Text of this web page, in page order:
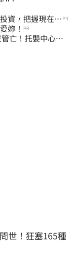
資，把握現在不 PR
妳！ PR
亡！托嬰中心回9
世！狂塞165種